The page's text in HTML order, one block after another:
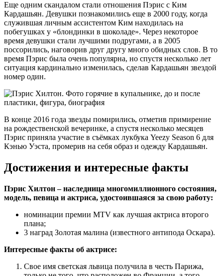
Еще одним скандалом стали отношения Пэрис с Ким
Кардашьян. Девушки познакомились еще в 2000 году, когда
служившая личным ассистентом Ким находилась на
побегушках у «блондинки в шоколаде». Через некоторое
время девушки стали лучшими подругами, а в 2005
поссорились, наговорив друг другу много обидных слов. В то
время Пэрис была очень популярна, но спустя несколько лет
ситуация кардинально изменилась, сделав Кардашьян звездой
номер один.
В конце 2016 года звезды помирились, отметив примирение
на рождественской вечеринке, а спустя несколько месяцев
Пэрис приняла участие в съёмках лукбука Yeezy Season 6 для
Кэнью Уэста, промерив на себя образ и одежду Кардашьян.
Достижения и интересные факты
Пэрис Хилтон – наследница многомиллионного состояния,
модель, певица и актриса, удостоившаяся за свою работу:
номинации премии MTV как лучшая актриса второго
плана;
3 наград Золотая малина (известного антипода Оскара).
Интересные факты об актрисе:
Свое имя светская львица получила в честь Парижа,